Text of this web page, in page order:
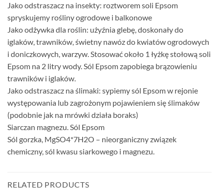
Jako odstraszacz na insekty: roztworem soli Epsom
spryskujemy rośliny ogrodowe i balkonowe
Jako odżywka dla roślin: użyźnia glebę, doskonały do
iglaków, trawników, świetny nawóz do kwiatów ogrodowych
i doniczkowych, warzyw. Stosować około 1 łyżkę stołową soli
Epsom na 2 litry wody. Sól Epsom zapobiega brązowieniu
trawników i iglaków.
Jako odstraszacz na ślimaki: sypiemy sól Epsom w rejonie
występowania lub zagrożonym pojawieniem się ślimaków
(podobnie jak na mrówki działa boraks)
Siarczan magnezu. Sól Epsom
Sól gorzka, MgSO4*7H2O – nieorganiczny związek
chemiczny, sól kwasu siarkowego i magnezu.
RELATED PRODUCTS